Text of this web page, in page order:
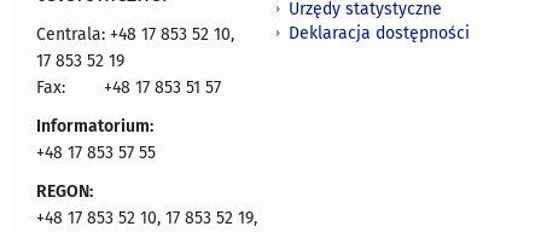
Centrala: +48 17 853 52 10,
17 853 52 19
Fax:
+48 17 853 51 57
Informatorium:
+48 17 853 57 55
REGON:
+48 17 853 52 10, 17 853 52 19,
Urzędy statystyczne
Deklaracja dostępności